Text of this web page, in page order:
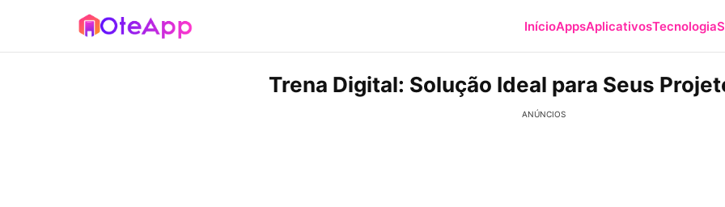
InícioAppsAplicativosTecnologia
Trena Digital: Solução Ideal para Seus
ANÚNCIOS